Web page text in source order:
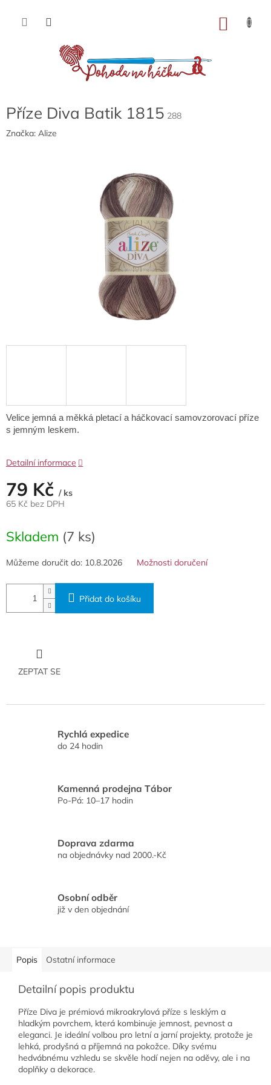
obsah
Příze Diva Batik 1815 288
Značka: Alize
79 Kč / ks
65 Kč bez DPH
cena:
Skladem (7 ks)
Můžeme doručit do: 10.8.2026 Možnosti doručení
Přidat do košíku
Velice jemná a měkká pletací a háčkovací samovzorovací příze
s jemným leskem.
Detailní informace
ZEPTAT SE
Rychlá expedice
do 24 hodin
Kamenná prodejna Tábor
Po-Pá: 10–17 hodin
Doprava zdarma
na objednávky nad 2000.-Kč
Osobní odběr
již v den objednání
Popis Ostatní informace
Detailní popis produktu
Příze Diva je prémiová mikroakrylová příze s lesklým a
hladkým povrchem, která kombinuje jemnost, pevnost a
eleganci. Je ideální volbou pro letní a jarní projekty, protože je
lehká, prodyšná a příjemná na pokožce. Díky svému
hedvábnému vzhledu se skvěle hodí nejen na oděvy, ale i na
doplňky a dekorace.